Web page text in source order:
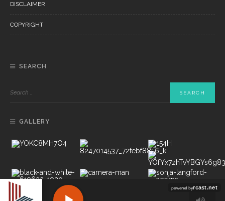
DISCLAIMER
COPYRIGHT
SEARCH
GALLERY